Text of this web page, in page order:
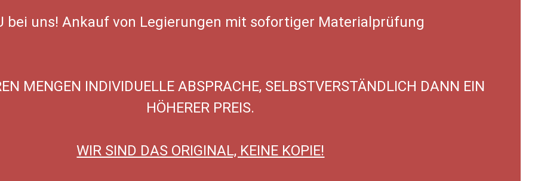
bei uns! Ankauf von Legierungen mit sofortiger Materialprüfung
MENGEN INDIVIDUELLE ABSPRACHE, SELBSTVERSTÄNDLICH DANN EIN
HÖHERER PREIS.
WIR SIND DAS ORIGINAL, KEINE KOPIE!